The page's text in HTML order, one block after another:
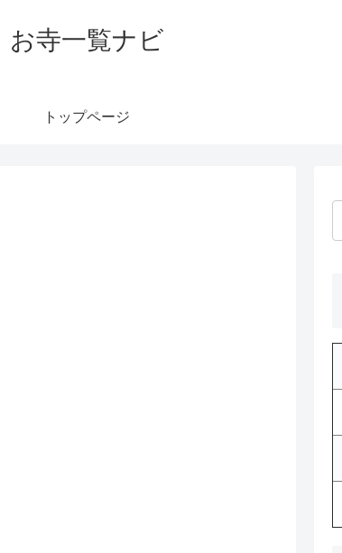
お寺一覧ナビ
トップページ